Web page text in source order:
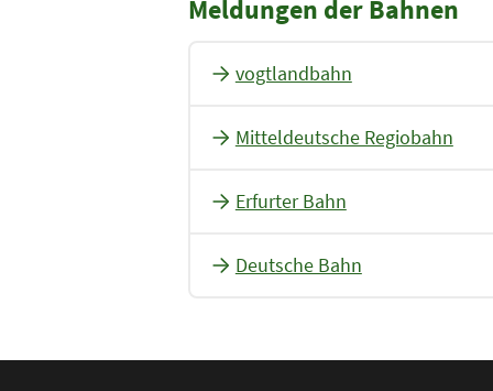
Meldungen der Bahnen
vogtlandbahn
Mitteldeutsche Regiobahn
Erfurter Bahn
Deutsche Bahn